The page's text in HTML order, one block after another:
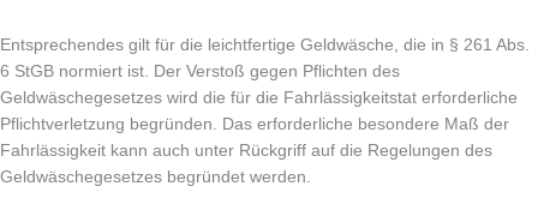
Entsprechendes gilt für die leichtfertige Geldwäsche, die in § 261 Abs.
6 StGB normiert ist. Der Verstoß gegen Pflichten des
Geldwäschegesetzes wird die für die Fahrlässigkeitstat erforderliche
Pflichtverletzung begründen. Das erforderliche besondere Maß der
Fahrlässigkeit kann auch unter Rückgriff auf die Regelungen des
Geldwäschegesetzes begründet werden.